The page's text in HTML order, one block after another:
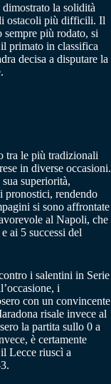
la solidità
ostacoli più difficili. Il
più rodato, si
primato in classifica
decisa a disputare la
tra le più tradizionali
in diverse occasioni.
superiorità,
pronostici, rendendo
si sono affrontate
al Napoli, che
ai 5 successi del
i salentini in Serie
i
con un convincente
risale invece al
la partita sullo 0 a
è certamente
Lecce riuscì a